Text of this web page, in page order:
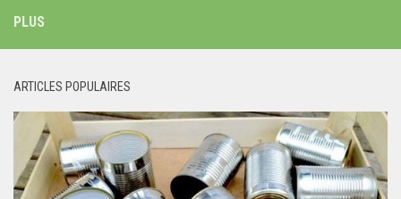
PLUS
ARTICLES POPULAIRES